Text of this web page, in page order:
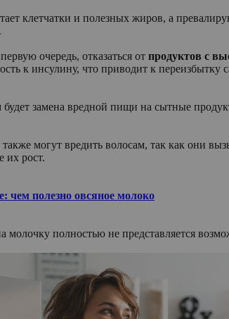
клетчатки и полезных жиров, а
очередь, отказаться от продуктов с
к инсулину, что приводит к
замена вредной пищи на сытные
также могут вредить волосам, так как они
их рост.
чем полезно овсяное молоко
молочку полностью не представляется